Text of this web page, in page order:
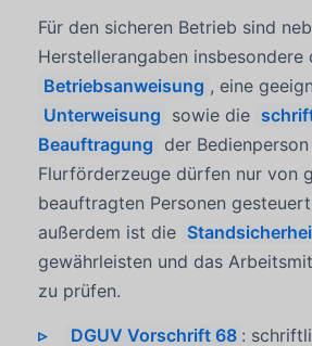
Für den sicheren Betrieb sind
Herstellerangaben insbesondere
Betriebsanweisung , eine
Unterweisung sowie die
Beauftragung der
Flurförderzeuge dürfen nur von
beauftragten Personen
außerdem ist die
gewährleisten und das
zu prüfen.
DGUV Vorschrift 68 :